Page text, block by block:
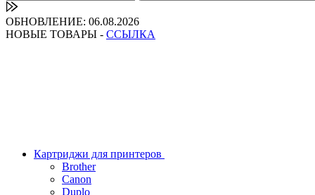
ОБНОВЛЕНИЕ: 06.08.2026
НОВЫЕ ТОВАРЫ - ССЫЛКА
Картриджи для принтеров
Brother
Canon
Duplo